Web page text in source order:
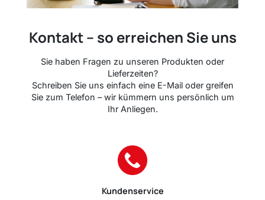
Kontakt – so erreichen Sie uns
Sie haben Fragen zu unseren Produkten oder
Lieferzeiten?
Schreiben Sie uns einfach eine E-Mail oder greifen
Sie zum Telefon – wir kümmern uns persönlich um
Ihr Anliegen.
Kundenservice